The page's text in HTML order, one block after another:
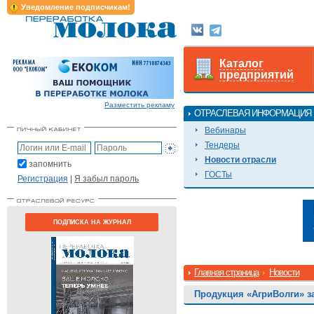
Уведомление подписчикам!
Разместить рекламу
запомнить
Регистрация | Я забыл пароль
ПОДПИСКА НА ЖУРНАЛ
Каталог
предприятий
ОТРАСЛЕВАЯ ИНФОРМАЦИЯ
Вебинары
Тендеры
Новости отрасли
ГОСТы
Главная страница Новости
Продукция «АгриВолги»